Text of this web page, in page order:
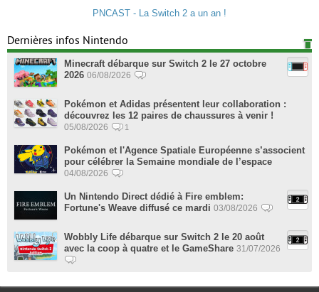
PNCAST - La Switch 2 a un an !
Dernières infos Nintendo
Minecraft débarque sur Switch 2 le 27 octobre
2026 06/08/2026
Pokémon et Adidas présentent leur collaboration :
découvrez les 12 paires de chaussures à venir !
05/08/2026 1
Pokémon et l'Agence Spatiale Européenne s’associent
pour célébrer la Semaine mondiale de l’espace
04/08/2026
Un Nintendo Direct dédié à Fire emblem:
Fortune's Weave diffusé ce mardi 03/08/2026
Wobbly Life débarque sur Switch 2 le 20 août
avec la coop à quatre et le GameShare 31/07/2026